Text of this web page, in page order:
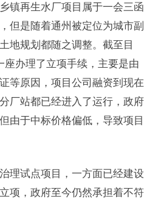
镇再生水厂项目属于一会三函
但是随着通州被定位为城市副
地规划都随之调整。截至目
座办理了立项手续，主要是由
等原因，项目公司融资到现在
厂站都已经进入了运行，政府
由于中标价格偏低，导致项目
试点项目，一方面已经建设
项，政府至今仍然承担着不符